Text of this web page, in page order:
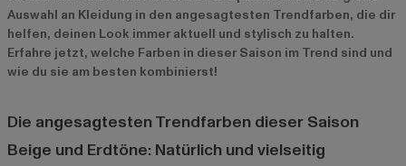
Auswahl an Kleidung in den angesagtesten Trendfarben, die dir
helfen, deinen Look immer aktuell und stylisch zu halten.
Erfahre jetzt, welche Farben in dieser Saison im Trend sind und
wie du sie am besten kombinierst!
Die angesagtesten Trendfarben dieser Saison
Beige und Erdtöne: Natürlich und vielseitig